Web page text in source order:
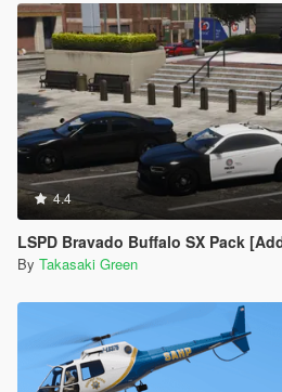
4.4
LSPD Bravado Buffalo SX Pack
By Takasaki Green